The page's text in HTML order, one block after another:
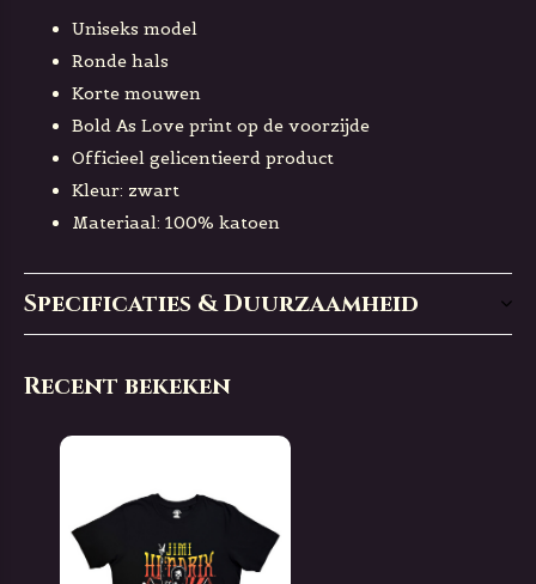
Uniseks model
Ronde hals
Korte mouwen
Bold As Love print op de voorzijde
Officieel gelicentieerd product
Kleur: zwart
Materiaal: 100% katoen
Specificaties & Duurzaamheid
Recent bekeken